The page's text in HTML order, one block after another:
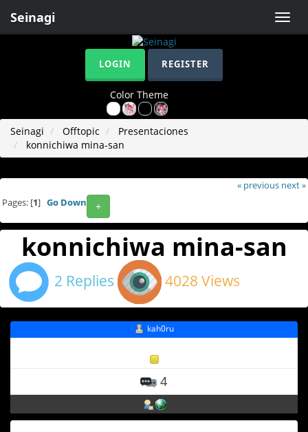
Toggle
Seinagi
LOGIN REGISTER
Color Theme
Seinagi Offtopic
Presentaciones
konnichiwa mina-san
« previous next »
+
Pages: [1] Go Down
konnichiwa mina-san
2 Replies 4028 Views
kah0ru
4